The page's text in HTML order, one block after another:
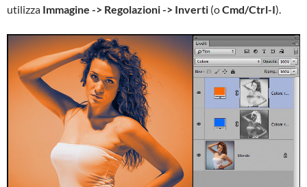
utilizza Immagine -> Regolazioni -> Inverti (oCmd/Ctrl-I).